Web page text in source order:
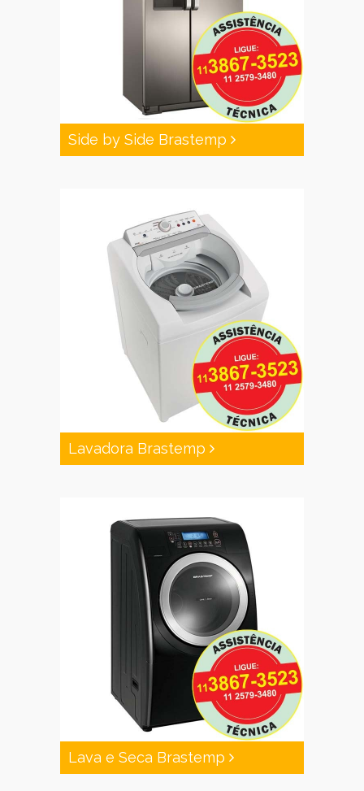
Side by Side Brastemp
Lavadora Brastemp
Lava e Seca Brastemp